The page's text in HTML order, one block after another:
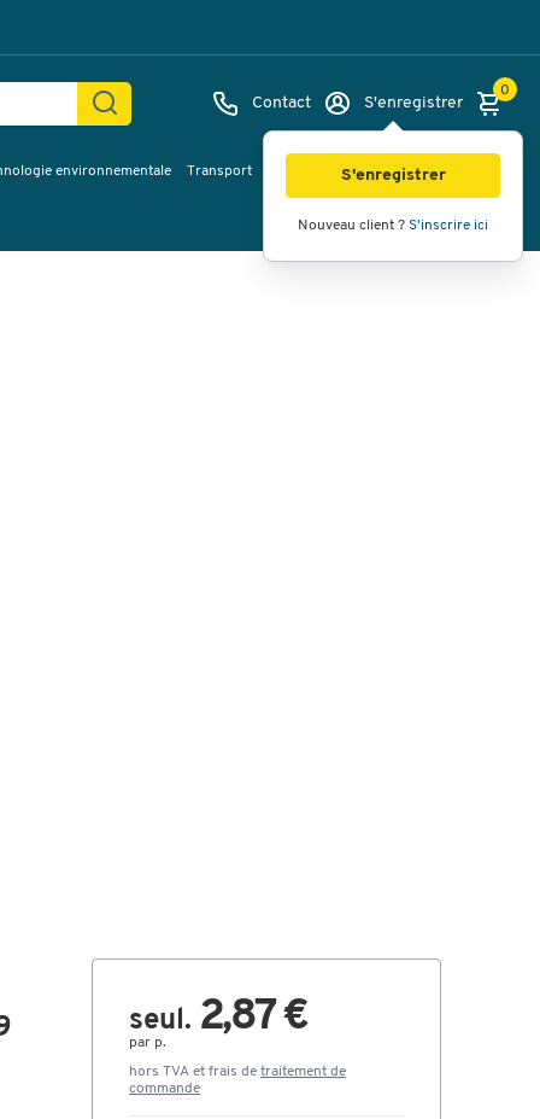
Contact S'enregistrer
S'enregistrer
Nouveau client ? S'inscrire ici
0
environnementale Transport Services & planification Inspiration
seul. 2,87 €
par p.
hors TVA et frais de traitement de
commande
Images Vidéos Vue à 360